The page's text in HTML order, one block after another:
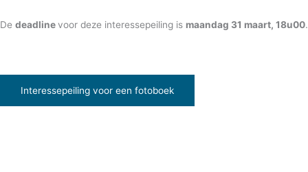
De deadlinevoor deze interessepeiling is maandag 31 maart, 18u00.
Interessepeiling voor een fotoboek